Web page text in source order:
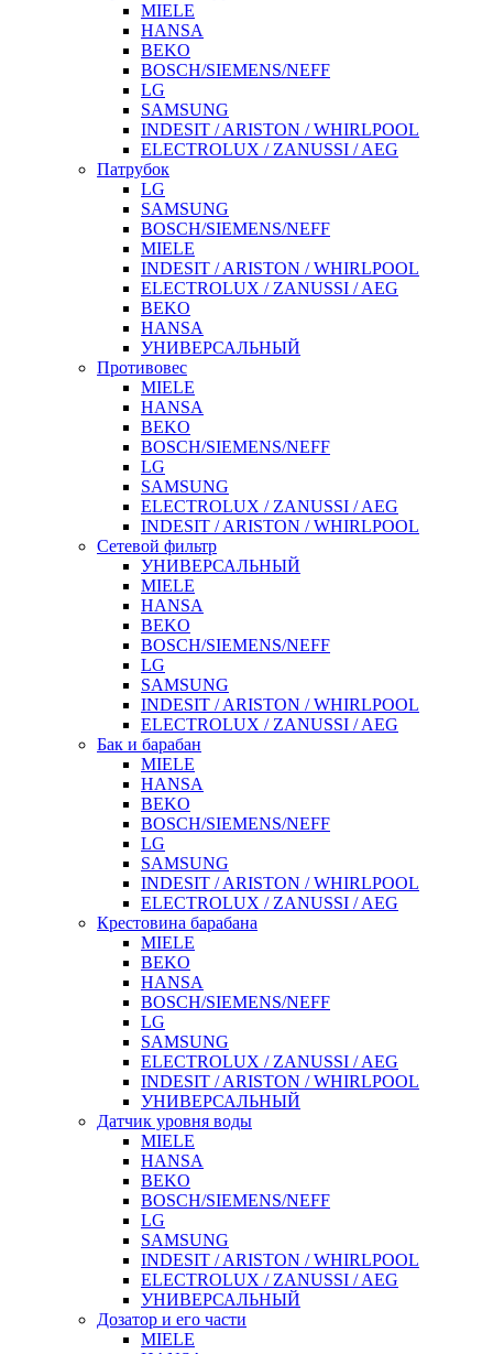
MIELE
HANSA
BEKO
BOSCH/SIEMENS/NEFF
LG
SAMSUNG
INDESIT / ARISTON / WHIRLPOOL
ELECTROLUX / ZANUSSI / AEG
Патрубок
LG
SAMSUNG
BOSCH/SIEMENS/NEFF
MIELE
INDESIT / ARISTON / WHIRLPOOL
ELECTROLUX / ZANUSSI / AEG
BEKO
HANSA
УНИВЕРСАЛЬНЫЙ
Противовес
MIELE
HANSA
BEKO
BOSCH/SIEMENS/NEFF
LG
SAMSUNG
ELECTROLUX / ZANUSSI / AEG
INDESIT / ARISTON / WHIRLPOOL
Сетевой фильтр
УНИВЕРСАЛЬНЫЙ
MIELE
HANSA
BEKO
BOSCH/SIEMENS/NEFF
LG
SAMSUNG
INDESIT / ARISTON / WHIRLPOOL
ELECTROLUX / ZANUSSI / AEG
Бак и барабан
MIELE
HANSA
BEKO
BOSCH/SIEMENS/NEFF
LG
SAMSUNG
INDESIT / ARISTON / WHIRLPOOL
ELECTROLUX / ZANUSSI / AEG
Крестовина барабана
MIELE
BEKO
HANSA
BOSCH/SIEMENS/NEFF
LG
SAMSUNG
ELECTROLUX / ZANUSSI / AEG
INDESIT / ARISTON / WHIRLPOOL
УНИВЕРСАЛЬНЫЙ
Датчик уровня воды
MIELE
HANSA
BEKO
BOSCH/SIEMENS/NEFF
LG
SAMSUNG
INDESIT / ARISTON / WHIRLPOOL
ELECTROLUX / ZANUSSI / AEG
УНИВЕРСАЛЬНЫЙ
Дозатор и его части
MIELE